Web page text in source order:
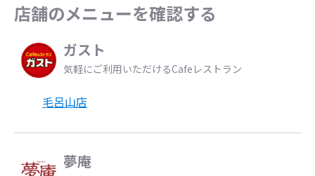
店舗のメニューを確認する
ガスト
気軽にご利用いただけるCafeレストラン
毛呂山店
夢庵